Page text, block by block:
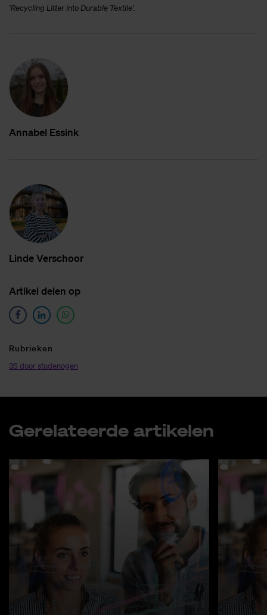
‘Recycling Litter into Durable Textile’.
An­na­bel Es­sink
Lin­de Ver­schoor
Ar­ti­kel de­len op
Ru­brie­ken
3S door studenogen
Ge­re­la­teer­de ar­ti­ke­len